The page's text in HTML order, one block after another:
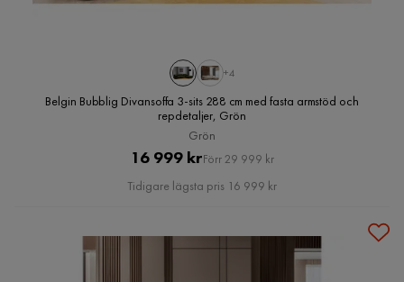
+4
Belgin Bubblig Divansoffa 3-sits 288 cm med fasta armstöd och
repdetaljer, Grön
Grön
Pris
16 999 krOriginal
Pris
Förr 29 999 kr
Tidigare lägsta pris 16 999 kr